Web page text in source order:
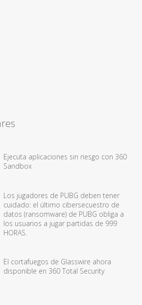
Ejecuta aplicaciones sin riesgo con 360
Sandbox
Los jugadores de PUBG deben tener
cuidado: el último cibersecuestro de
datos (ransomware) de PUBG obliga a
los usuarios a jugar partidas de 999
HORAS.
El cortafuegos de Glasswire ahora
disponible en 360 Total Security